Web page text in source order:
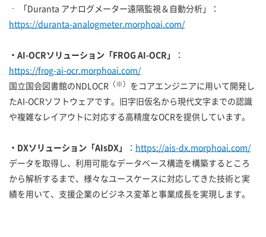
‐ 「Duranta アナログメーター遠隔監視＆自動分析」：
https://duranta-analogmeter.morphoai.com/
・AI-OCRソリューション「FROG AI-OCR」
：
https://frog-ai-ocr.morphoai.com/
国立国会図書館のNDLOCR （※） をコアエンジニアに用いて開発し
たAI-OCRソフトウェアです。旧字旧仮名から現代文字までの認識
や複雑なレイアウトに対応する高精度なOCRを提供しています。
・DXソリューション「AIsDX」 ： https://ais-dx.morphoai.com/
データを取得し、利用可能なデータベース構造を構築するところ
から解析するまで、様々なユースケースに対応してきた技術と実
績を用いて、支援企業のビジネス変革と事業成長を実現します。